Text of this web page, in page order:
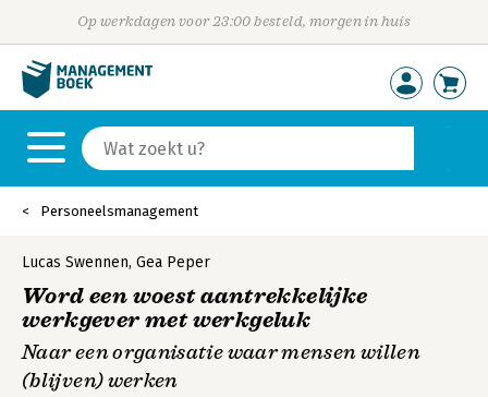
Op werkdagen voor 23:00 besteld, morgen in huis
Personeelsmanagement
Lucas Swennen, Gea Peper
Word een woest aantrekkelijke
werkgever met werkgeluk
Naar een organisatie waar mensen willen
(blijven) werken